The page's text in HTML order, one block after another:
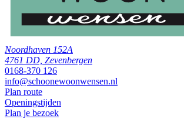
Noordhaven 152A
4761 DD, Zevenbergen
0168-370 126
info@schoonewoonwensen.nl
Plan route
Openingstijden
Plan je bezoek